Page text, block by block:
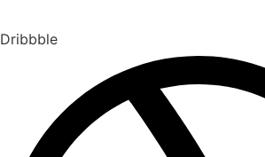
Dribbble